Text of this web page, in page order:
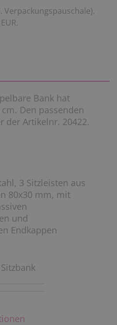
Verpackungspauschale).
Bank hat
Den passenden
der Artikelnr. 20422.
3 Sitzleisten aus
80x30 mm, mit
und
Endkappen